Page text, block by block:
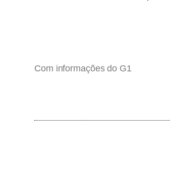
Com informações do G1